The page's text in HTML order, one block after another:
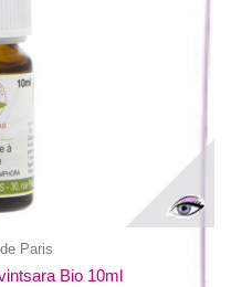
Paris
Bio 10ml